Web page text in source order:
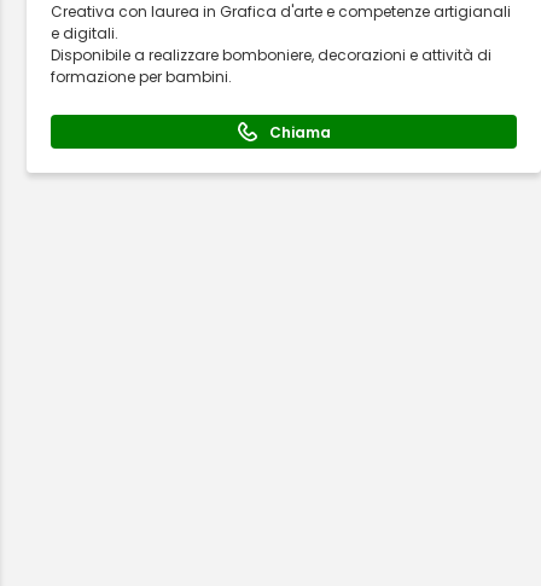
Creativa con laurea in Grafica d'arte e competenze artigianali
e digitali.
Disponibile a realizzare bomboniere, decorazioni e attività di
formazione per bambini.
Chiama